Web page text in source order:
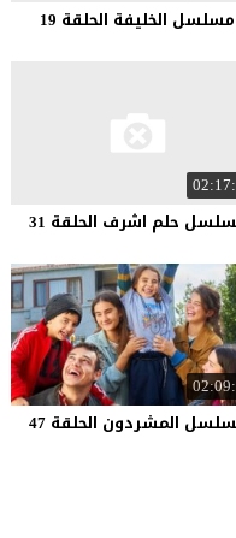
مسلسل الخليفة الحلقة 19
حلم اشرف الحلقة 31
المشردون الحلقة 47